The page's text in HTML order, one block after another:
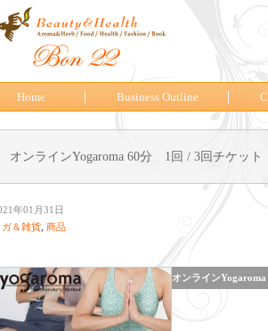
Home Business Outline
オンラインYogaroma 60分 1回 / 3回チケット
年01月31日
ガ＆雑貨 商品
オンライン